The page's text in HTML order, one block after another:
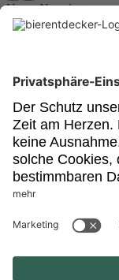
Unser Newsletter
Für Bierkenner,
Jetzt anmelden!
Impressum
Newsletter
Powered by:
© GEFAKO GmbH
Hallo beim
Ja, ich stimme zu